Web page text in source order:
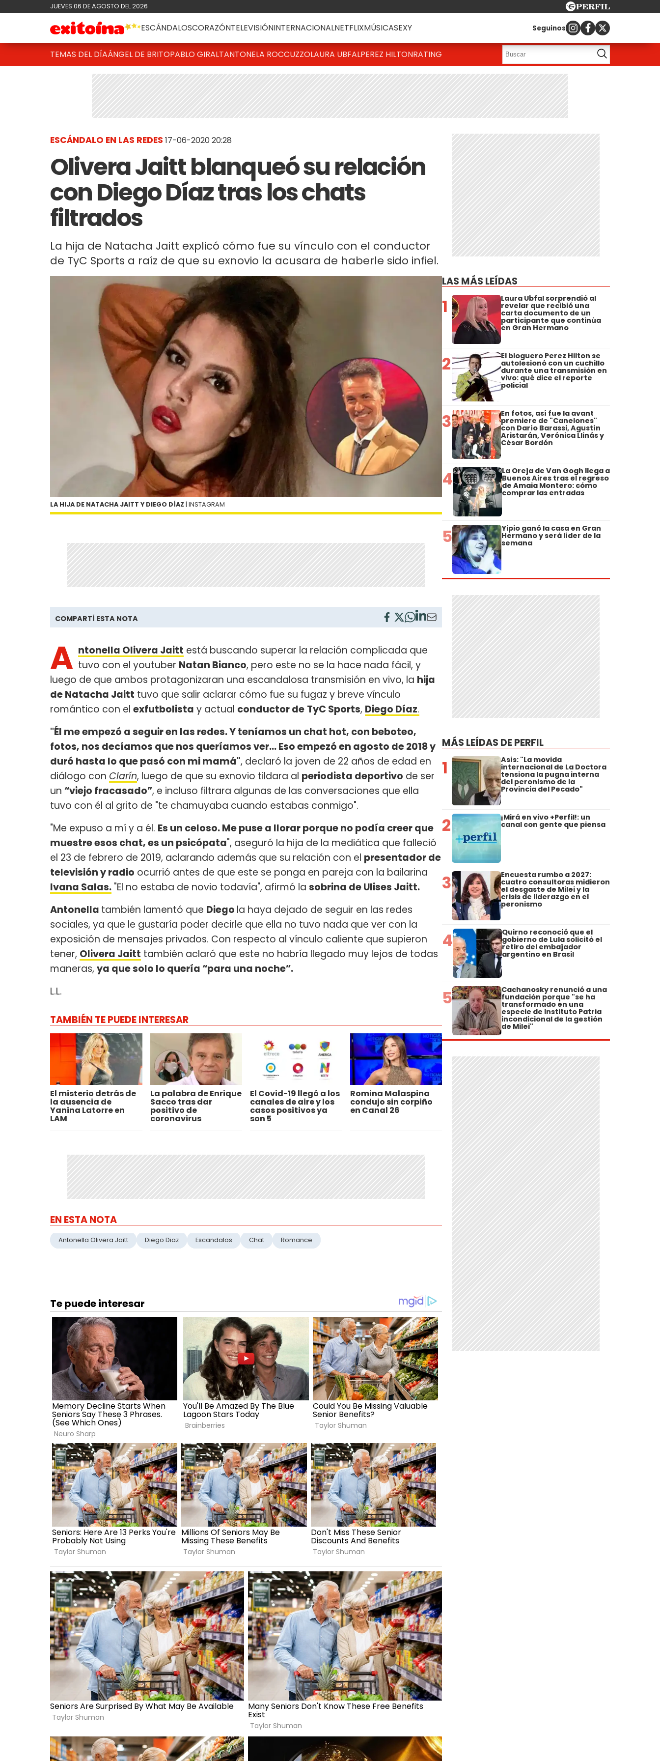
JUEVES 06 DE AGOSTO DEL 2026
ESCÁNDALOSCORAZÓNTELEVISIÓNINTERNACIONALNETFLIXMÚSICASEXY Seguinos
TEMAS DEL DÍAÁNGEL DE BRITOPABLO GIRALTANTONELA ROCCUZZOLAURA UBFALPEREZ HILTONRATING
ESCÁNDALO EN LAS REDES 17-06-2020 20:28
Olivera Jaitt blanqueó su relación
con Diego Díaz tras los chats
filtrados
La hija de Natacha Jaitt explicó cómo fue su vínculo con el conductor
de TyC Sports a raíz de que su exnovio la acusara de haberle sido infiel.
LA HIJA DE NATACHA JAITT Y DIEGO DÍAZ | INSTAGRAM
COMPARTÍ ESTA NOTA
A ntonella Olivera Jaitt está buscando superar la relación complicada que
tuvo con el youtuber Natan Bianco, pero este no se la hace nada fácil, y
luego de que ambos protagonizaran una escandalosa transmisión en vivo, la hija
de Natacha Jaitt tuvo que salir aclarar cómo fue su fugaz y breve vínculo
romántico con el exfutbolista y actual conductor de TyC Sports, Diego Díaz.
"Él me empezó a seguir en las redes. Y teníamos un chat hot, con beboteo,
fotos, nos decíamos que nos queríamos ver... Eso empezó en agosto de 2018 y
duró hasta lo que pasó con mi mamá", declaró la joven de 22 años de edad en
diálogo con Clarín, luego de que su exnovio tildara al periodista deportivo de ser
un “viejo fracasado”, e incluso filtrara algunas de las conversaciones que ella
tuvo con él al grito de "te chamuyaba cuando estabas conmigo".
"Me expuso a mí y a él. Es un celoso. Me puse a llorar porque no podía creer que
muestre esos chat, es un psicópata", aseguró la hija de la mediática que falleció
el 23 de febrero de 2019, aclarando además que su relación con el presentador de
televisión y radio ocurrió antes de que este se ponga en pareja con la bailarina
Ivana Salas. "El no estaba de novio todavía", afirmó la sobrina de Ulises Jaitt.
Antonella también lamentó que Diego la haya dejado de seguir en las redes
sociales, ya que le gustaría poder decirle que ella no tuvo nada que ver con la
exposición de mensajes privados. Con respecto al vínculo caliente que supieron
tener, Olivera Jaitt también aclaró que este no habría llegado muy lejos de todas
maneras, ya que solo lo quería “para una noche”.
L.L.
TAMBIÉN TE PUEDE INTERESAR
El misterio detrás de
la ausencia de
Yanina Latorre en
LAM
La palabra de Enrique
Sacco tras dar
positivo de
coronavirus
El Covid-19 llegó a los
canales de aire y los
casos positivos ya
son 5
Romina Malaspina
condujo sin corpiño
en Canal 26
EN ESTA NOTA
Antonella Olivera Jaitt Diego Diaz Escandalos Chat Romance
LAS MÁS LEÍDAS
1 Laura Ubfal sorprendió al
revelar que recibió una
carta documento de un
participante que continúa
en Gran Hermano
2 El bloguero Perez Hilton se
autolesionó con un cuchillo
durante una transmisión en
vivo: qué dice el reporte
policial
3 En fotos, así fue la avant
premiere de "Canelones"
con Darío Barassi, Agustín
Aristarán, Verónica Llinás y
César Bordón
4 La Oreja de Van Gogh llega a
Buenos Aires tras el regreso
de Amaia Montero: cómo
comprar las entradas
5 Yipio ganó la casa en Gran
Hermano y será líder de la
semana
MÁS LEÍDAS DE PERFIL
1 Asís: "La movida
internacional de La Doctora
tensiona la pugna interna
del peronismo de la
Provincia del Pecado"
2 ¡Mirá en vivo +Perfil!: un
canal con gente que piensa
3 Encuesta rumbo a 2027:
cuatro consultoras midieron
el desgaste de Milei y la
crisis de liderazgo en el
peronismo
4 Quirno reconoció que el
gobierno de Lula solicitó el
retiro del embajador
argentino en Brasil
5 Cachanosky renunció a una
fundación porque "se ha
transformado en una
especie de Instituto Patria
incondicional de la gestión
de Milei"